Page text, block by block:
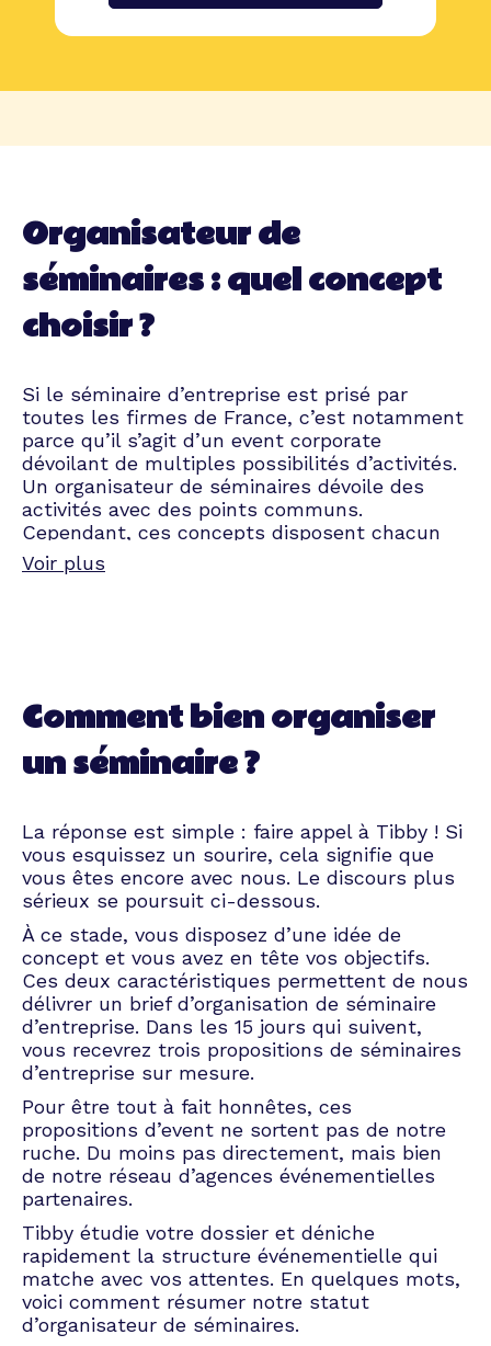
Organisateur de
séminaires : quel concept
choisir ?
Si le séminaire d’entreprise est prisé par
toutes les firmes de France, c’est notamment
parce qu’il s’agit d’un event corporate
dévoilant de multiples possibilités d’activités.
Un organisateur de séminaires dévoile des
activités avec des points communs.
Cependant, ces concepts disposent chacun
d’objectifs stratégiques bien précis.
nouvelles idées pour les projets des prochains
mois ? Désirez-vous vous focaliser sur la
motivation en berne de vos employés ? Prenez
le temps de vous creuser les méninges et
En attendant, voici quelques concepts
courants qui devraient attiser votre curiosité.
Séminaire d’intégration
Votre boîte vient de renouveler ses équipes ?
Pourquoi ne pas organiser un séminaire
d’intégration ? L’appellation ne laisse pas de
place aux doutes. L’objectif est de présenter
les nouvelles têtes aux employés déjà en
place au sein d’une atmosphère détendue. En
s’imprégnant des valeurs et de la culture de
l’entreprise de façon informelle, l’intégration
devient beaucoup plus rapide et, surtout,
beaucoup plus efficace.
Séminaire de motivation et
de cohésion en entreprise
Chaque équipe a besoin d’un petit coup de
boost de temps en temps. C’est inné et
Voir plus
Comment bien organiser
un séminaire ?
La réponse est simple : faire appel à Tibby ! Si
vous esquissez un sourire, cela signifie que
vous êtes encore avec nous. Le discours plus
sérieux se poursuit ci-dessous.
À ce stade, vous disposez d’une idée de
concept et vous avez en tête vos objectifs.
Ces deux caractéristiques permettent de nous
délivrer un brief d’organisation de séminaire
d’entreprise. Dans les 15 jours qui suivent,
vous recevrez trois propositions de séminaires
d’entreprise sur mesure.
Pour être tout à fait honnêtes, ces
propositions d’event ne sortent pas de notre
ruche. Du moins pas directement, mais bien
de notre réseau d’agences événementielles
partenaires.
Tibby étudie votre dossier et déniche
rapidement la structure événementielle qui
matche avec vos attentes. En quelques mots,
voici comment résumer notre statut
d’organisateur de séminaires.